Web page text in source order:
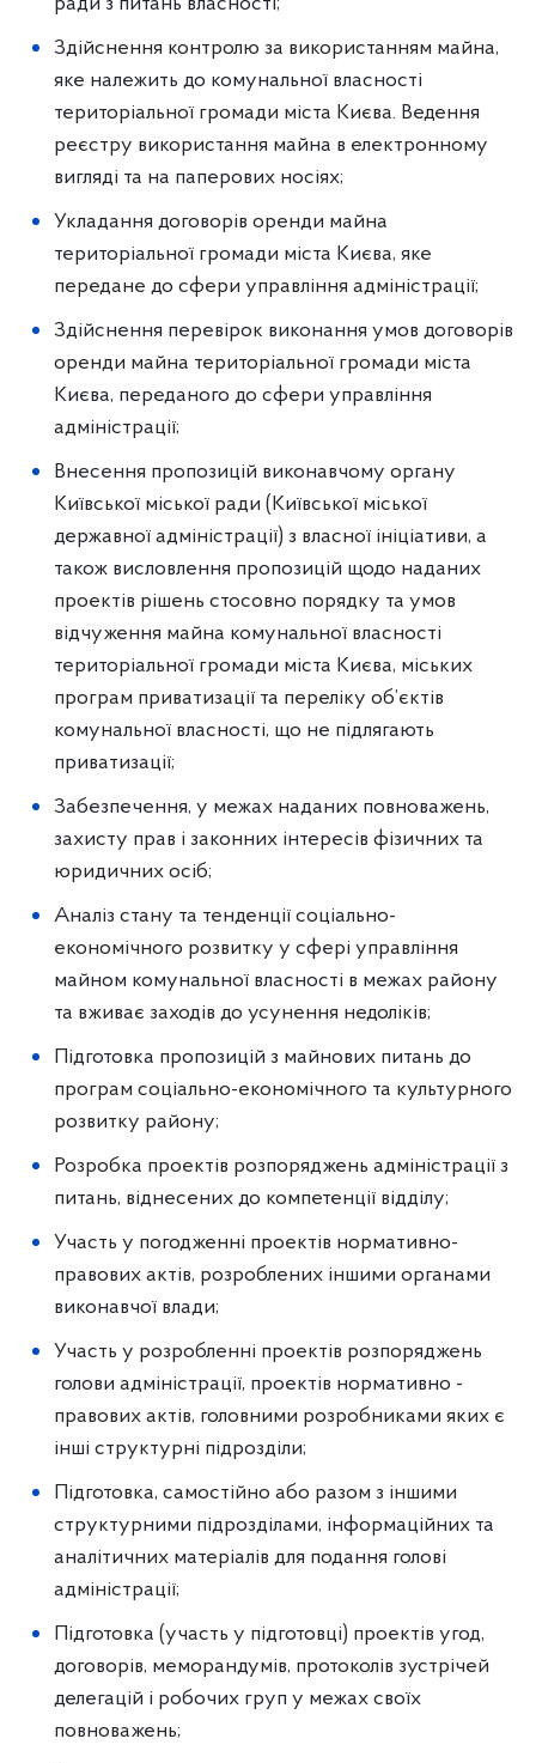
Здійснення контролю за використанням майна,
яке належить до комунальної власності
територіальної громади міста Києва. Ведення
реєстру використання майна в електронному
вигляді та на паперових носіях;
Укладання договорів оренди майна
територіальної громади міста Києва, яке
передане до сфери управління адміністрації;
Здійснення перевірок виконання умов договорів
оренди майна територіальної громади міста
Києва, переданого до сфери управління
адміністрації;
Внесення пропозицій виконавчому органу
Київської міської ради (Київської міської
державної адміністрації) з власної ініціативи, а
також висловлення пропозицій щодо наданих
проектів рішень стосовно порядку та умов
відчуження майна комунальної власності
територіальної громади міста Києва, міських
програм приватизації та переліку об’єктів
комунальної власності, що не підлягають
приватизації;
Забезпечення, у межах наданих повноважень,
захисту прав і законних інтересів фізичних та
юридичних осіб;
Аналіз стану та тенденції соціально-
економічного розвитку у сфері управління
майном комунальної власності в межах району
та вживає заходів до усунення недоліків;
Підготовка пропозицій з майнових питань до
програм соціально-економічного та культурного
розвитку району;
Розробка проектів розпоряджень адміністрації з
питань, віднесених до компетенції відділу;
Участь у погодженні проектів нормативно-
правових актів, розроблених іншими органами
виконавчої влади;
Участь у розробленні проектів розпоряджень
голови адміністрації, проектів нормативно -
правових актів, головними розробниками яких є
інші структурні підрозділи;
Підготовка, самостійно або разом з іншими
структурними підрозділами, інформаційних та
аналітичних матеріалів для подання голові
адміністрації;
Підготовка (участь у підготовці) проектів угод,
договорів, меморандумів, протоколів зустрічей
делегацій і робочих груп у межах своїх
повноважень;